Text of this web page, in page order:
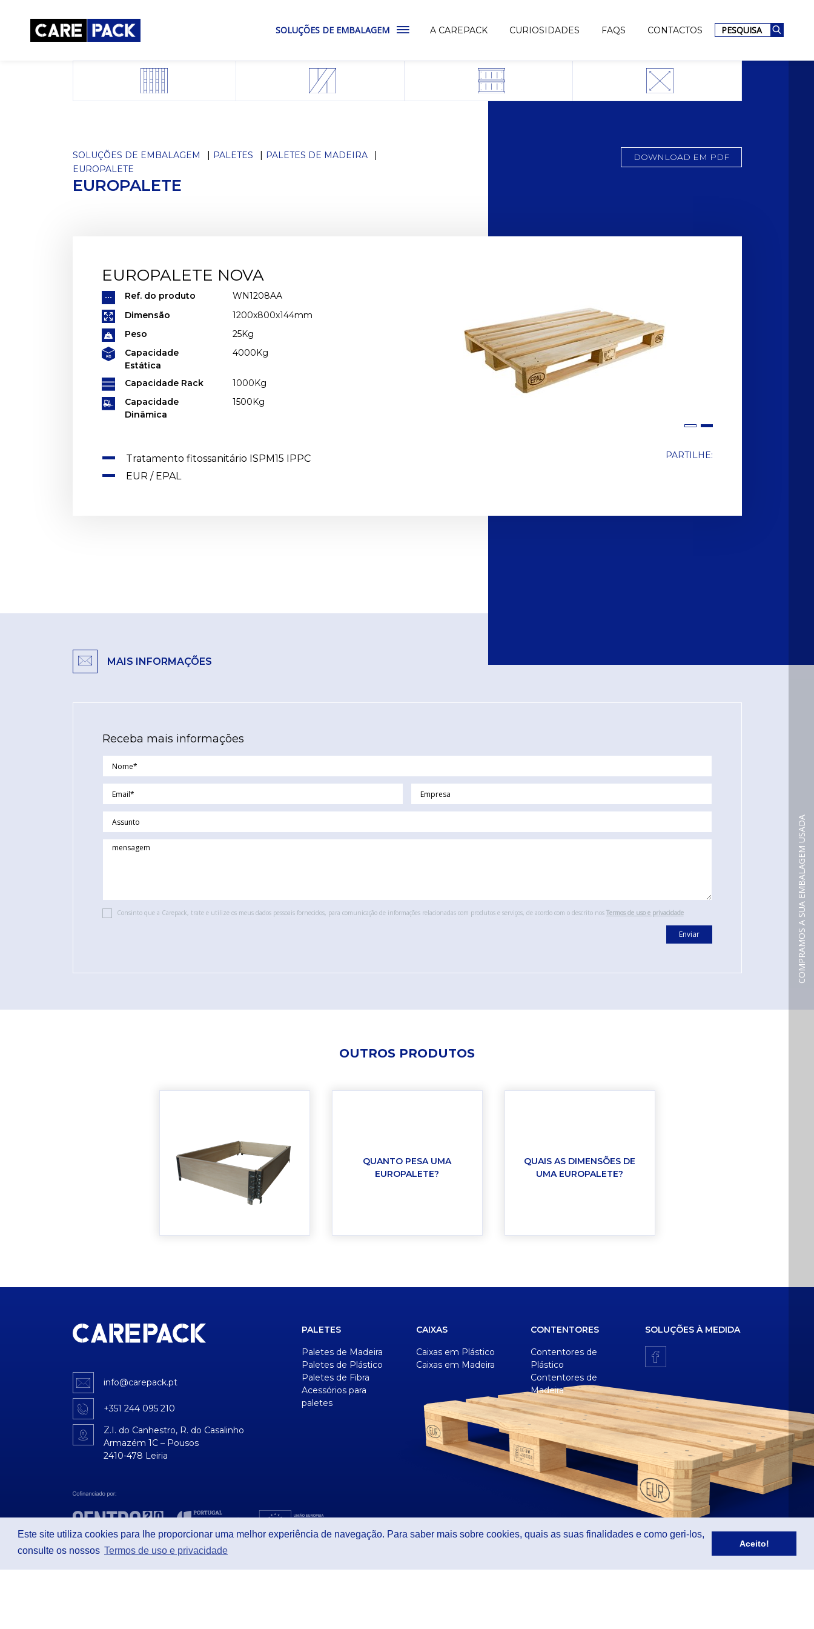
Este site utiliza cookies para lhe proporcionar uma melhor experiência de navegação. Para saber mais sobre cookies, quais as suas finalidades e como geri-los,
consulte os nossos Termos de uso e privacidade
Aceito!
SOLUÇÕES DE EMBALAGEM A CAREPACK CURIOSIDADES FAQS CONTACTOS PESQUISA
COMPRAMOS A SUA EMBALAGEM USADA
SOLUÇÕES DE EMBALAGEM PALETES
PALETES DE MADEIRA
EUROPALETE
EUROPALETE
DOWNLOAD EM PDF
EUROPALETE NOVA
Ref. do produto
WN1208AA
Dimensão
1200x800x144mm
Peso
25Kg
Capacidade
Estática
4000Kg
Capacidade Rack
1000Kg
Capacidade
Dinâmica
1500Kg
Tratamento fitossanitário ISPM15 IPPC
EUR / EPAL
PARTILHE:
MAIS INFORMAÇÕES
Receba mais informações
Consinto que a Carepack, trate e utilize os meus dados pessoais fornecidos, para comunicação de informações relacionadas com produtos e serviços, de acordo com o descrito nos Termos de uso e privacidade
Enviar
OUTROS PRODUTOS
QUANTO PESA UMA
EUROPALETE?
QUAIS AS DIMENSÕES DE
UMA EUROPALETE?
info@carepack.pt
+351 244 095 210
Z.I. do Canhestro, R. do Casalinho
Armazém 1C – Pousos
2410-478 Leiria
PALETES
Paletes de Madeira
Paletes de Plástico
Paletes de Fibra
Acessórios para
paletes
CAIXAS
Caixas em Plástico
Caixas em Madeira
CONTENTORES
Contentores de
Plástico
Contentores de
Madeira
SOLUÇÕES À MEDIDA
© 2026 Todos os direitos reservados /Termos de uso e privacidade